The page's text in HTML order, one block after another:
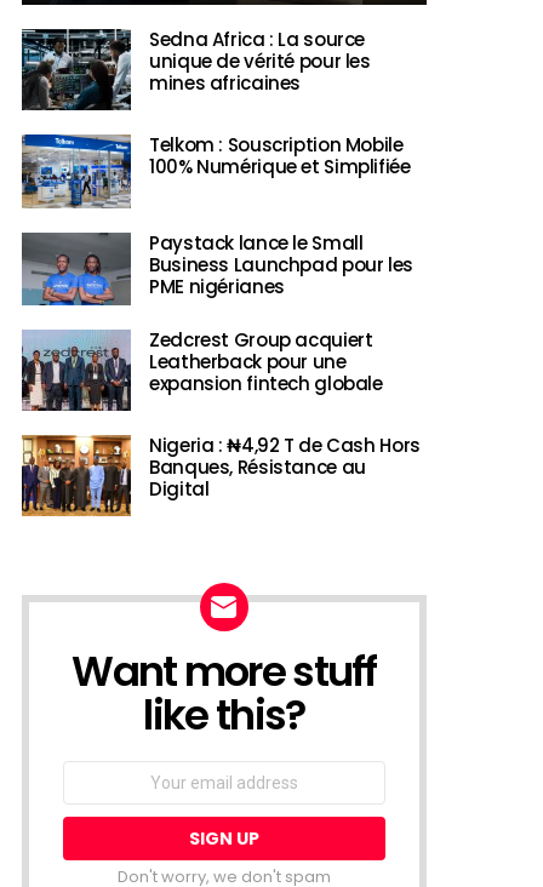
Sedna Africa : La source
unique de vérité pour les
mines africaines
Telkom : Souscription Mobile
100% Numérique et Simplifiée
Paystack lance le Small
Business Launchpad pour les
PME nigérianes
Zedcrest Group acquiert
Leatherback pour une
expansion fintech globale
Nigeria : ₦4,92 T de Cash Hors
Banques, Résistance au
Digital
NEWSLETTER
Want more stuff
like this?
Email
Don't worry, we don't spam